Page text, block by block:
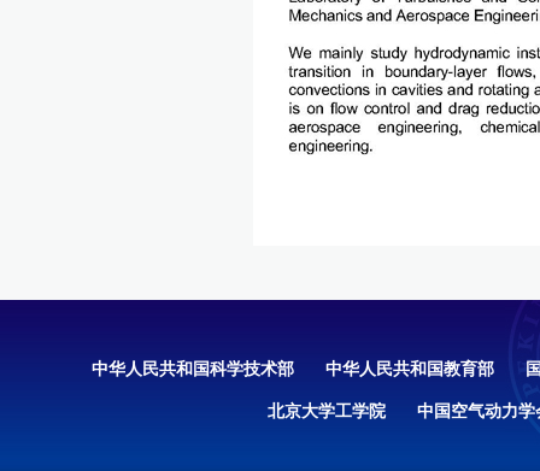
中华人民共和国科学技术部 中华人民共和国教育部
北京大学工学院 中国空气动力学